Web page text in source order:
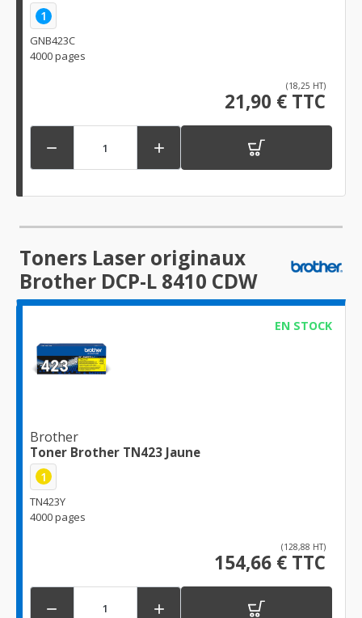
1
GNB423C
4000 pages
(18,25 HT)
21,90 € TTC
 
Toners Laser originaux
Brother DCP-L 8410 CDW
EN STOCK
Brother
Toner Brother TN423 Jaune
1
TN423Y
4000 pages
(128,88 HT)
154,66 € TTC
 